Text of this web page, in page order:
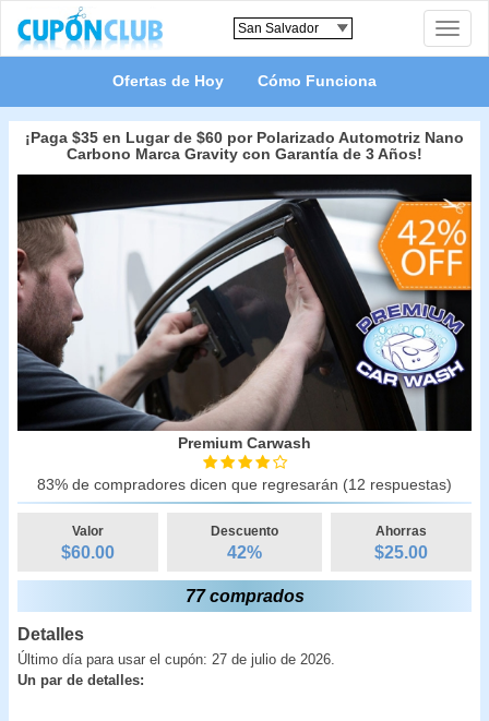
Toggle
Ofertas de Hoy Cómo Funciona
¡Paga $35 en Lugar de $60 por Polarizado Automotriz Nano
Carbono Marca Gravity con Garantía de 3 Años!
Premium Carwash
83% de compradores dicen que regresarán (12 respuestas)
Valor
$60.00
Descuento
42%
Ahorras
$25.00
77 comprados
Detalles
Último día para usar el cupón: 27 de julio de 2026.
Un par de detalles: